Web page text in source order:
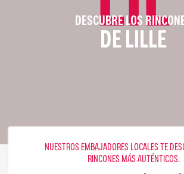
DESCUBRE LOS
DE LILLE
NUESTROS EMBAJADORES LOCALES TE
RINCONES MÁS AUTÉNTICOS.